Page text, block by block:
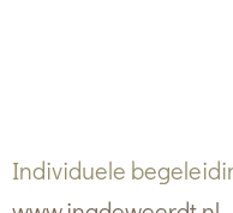
Individuele